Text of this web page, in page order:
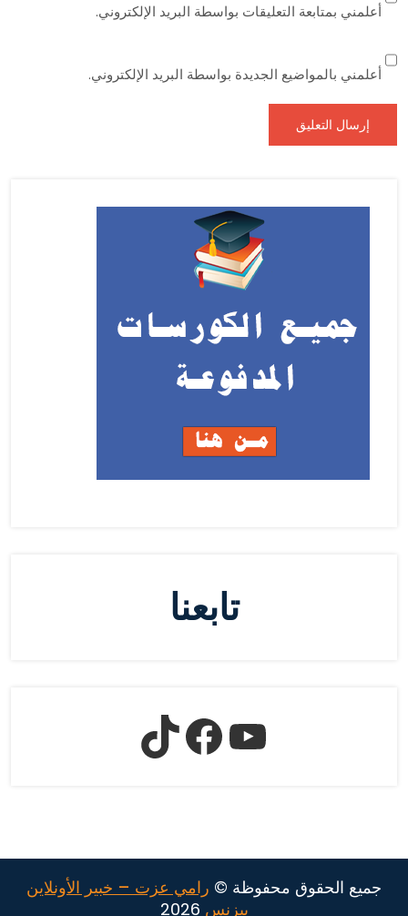
أعلمني بمتابعة التعليقات بواسطة البريد الإلكتروني.
أعلمني بالمواضيع الجديدة بواسطة البريد الإلكتروني.
تابعنا
جميع الحقوق محفوظة © رامي عزت – خبير الأونلاين
بيزنس